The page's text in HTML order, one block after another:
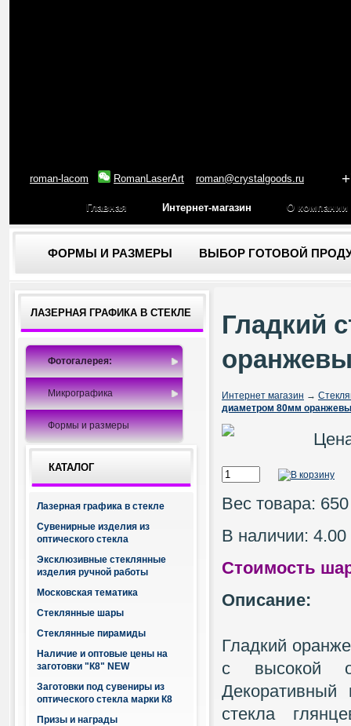
roman-lacom RomanLaserArt roman@crystalgoods.ru
Главная Интернет-магазин О компании
ФОРМЫ И РАЗМЕРЫ ВЫБОР ГОТОВОЙ
ЛАЗЕРНАЯ ГРАФИКА В СТЕКЛЕ
Фотогалерея:
Микрографика
Формы и размеры
КАТАЛОГ
Лазерная графика в стекле
Сувенирные изделия из
оптического стекла
Эксклюзивные стеклянные
изделия ручной работы
Московская тематика
Стеклянные шары
Стеклянные пирамиды
Наличие и оптовые цены на
заготовки "К8" NEW
Заготовки под сувениры из
оптического стекла марки К8
Призы и награды
Гладкий
Интернет магазин →
диаметром 80мм
Вес товара: 650
В наличии:
Стоимость
Описание:
Гладкий
с высокой
Декоративный
стекла